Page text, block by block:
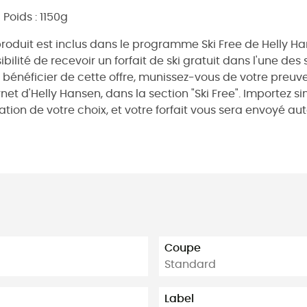
Poids : 1150g
est inclus dans le programme Ski Free de Helly
de recevoir un forfait de ski gratuit dans l'une
bénéficier de cette offre, munissez-vous de votre
d'Helly Hansen, dans la section "Ski Free". Importez
de votre choix, et votre forfait vous sera envoyé
Coupe
Standard
Label